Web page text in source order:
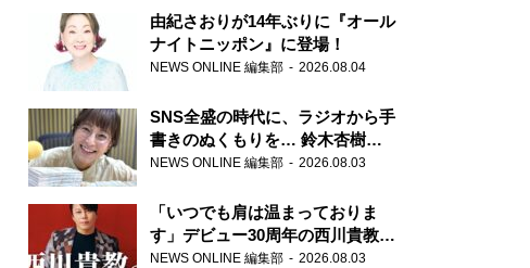
由紀さおりが14年ぶりに『オール
ナイトニッポン』に登場！
NEWS ONLINE 編集部 2026.08.04
SNS全盛の時代に、ラジオから手
書きのぬくもりを… 鈴木杏樹の
直筆はがきが届く！
郵便局
NEWS ONLINE 編集部 2026.08.03
「いつでも肩は温まっておりま
す」デビュー30周年の西川貴教が
『オールナイトニッポン』に登
NEWS ONLINE 編集部 2026.08.03